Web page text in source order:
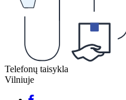
Telefonų taisykla
Vilniuje